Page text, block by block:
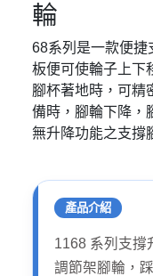
輪
68系列是一款便捷
板便可使輪子上下
腳杯著地時，可精
備時，腳輪下降，
無升降功能之支撐
產品介紹
1168 系列支撐
調節架腳輪，